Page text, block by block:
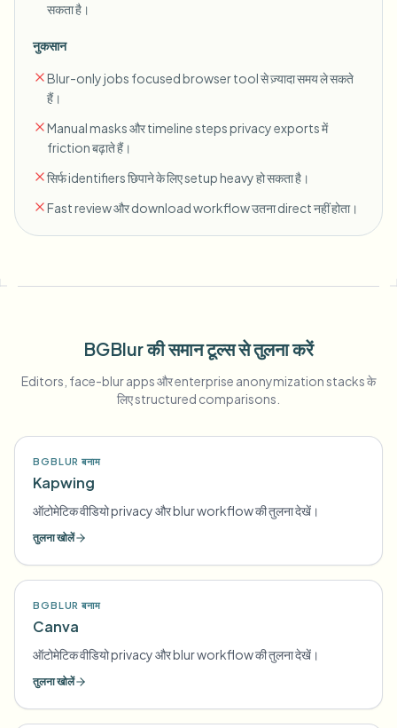
सकता है।
नुकसान
Blur-only jobs focused browser tool से ज़्यादा समय ले सकते
हैं।
Manual masks और timeline steps privacy exports में
friction बढ़ाते हैं।
सिर्फ identifiers छिपाने के लिए setup heavy हो सकता है।
Fast review और download workflow उतना direct नहीं होता।
BGBlur की समान टूल्स से तुलना करें
Editors, face-blur apps और enterprise anonymization stacks के
लिए structured comparisons.
BGBLUR बनाम
Kapwing
ऑटोमेटिक वीडियो privacy और blur workflow की तुलना देखें।
तुलना खोलें
BGBLUR बनाम
Canva
ऑटोमेटिक वीडियो privacy और blur workflow की तुलना देखें।
तुलना खोलें